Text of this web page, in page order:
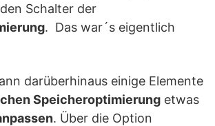
Schalter der
. Das war´s eigentlich
darüberhinaus einige Elemente
Speicheroptimierung etwas
. Über die Option